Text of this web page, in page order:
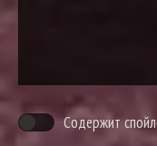
Содержит